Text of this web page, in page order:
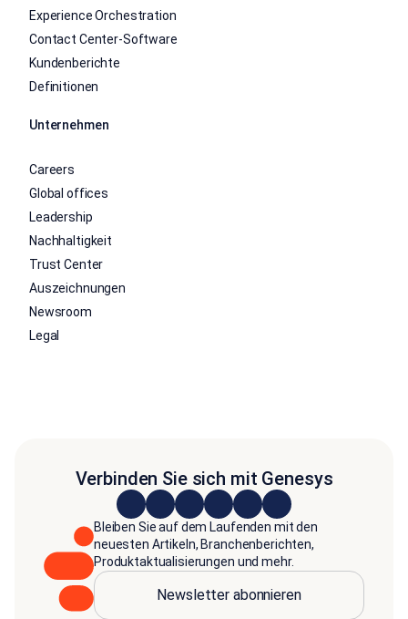
Experience Orchestration
Contact Center-Software
Kundenberichte
Definitionen
Unternehmen
Careers
Global offices
Leadership
Nachhaltigkeit
Trust Center
Auszeichnungen
Newsroom
Legal
Verbinden Sie sich mit Genesys
Bleiben Sie auf dem Laufenden mit den
neuesten Artikeln, Branchenberichten,
Produktaktualisierungen und mehr.
Newsletter abonnieren